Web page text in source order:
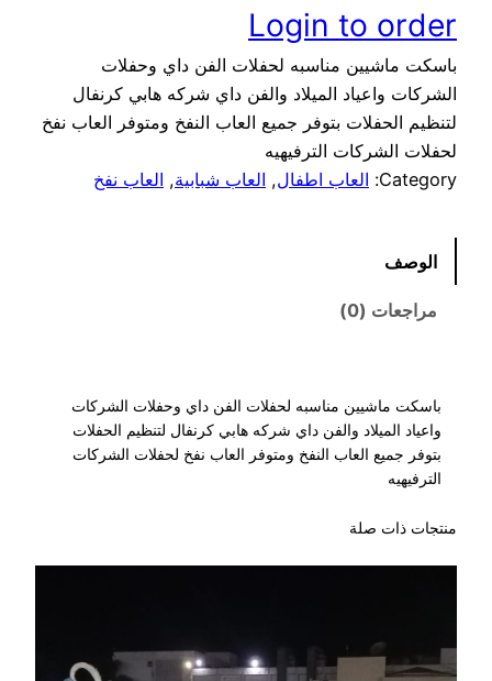
Login to order
باسكت ماشيين مناسبه لحفلات الفن داي وحفلات
الشركات واعياد الميلاد والفن داي شركه هابي كرنفال
لتنظيم الحفلات بتوفر جميع العاب النفخ ومتوفر العاب نفخ
لحفلات الشركات الترفيهيه
Category: العاب اطفال, العاب شبابية, العاب نفخ
الوصف
مراجعات (0)
باسكت ماشيين مناسبه لحفلات الفن داي وحفلات الشركات
واعياد الميلاد والفن داي شركه هابي كرنفال لتنظيم الحفلات
بتوفر جميع العاب النفخ ومتوفر العاب نفخ لحفلات الشركات
الترفيهيه
منتجات ذات صلة